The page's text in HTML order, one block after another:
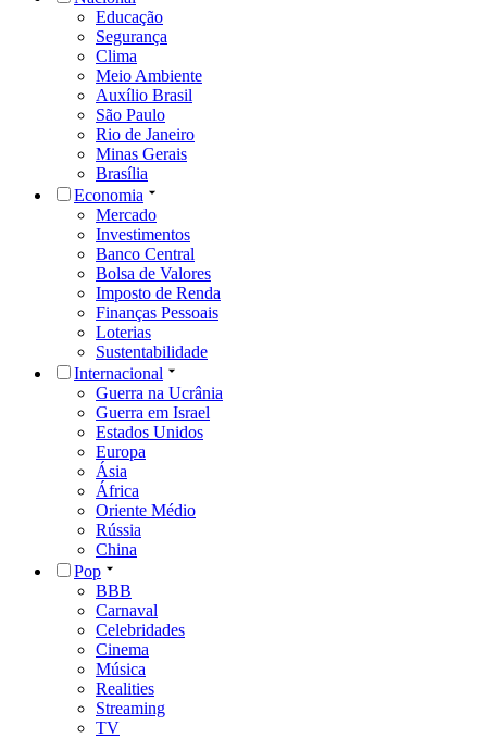
Educação
Segurança
Clima
Meio Ambiente
Auxílio Brasil
São Paulo
Rio de Janeiro
Minas Gerais
Brasília
Economia
Mercado
Investimentos
Banco Central
Bolsa de Valores
Imposto de Renda
Finanças Pessoais
Loterias
Sustentabilidade
Internacional
Guerra na Ucrânia
Guerra em Israel
Estados Unidos
Europa
Ásia
África
Oriente Médio
Rússia
China
Pop
BBB
Carnaval
Celebridades
Cinema
Música
Realities
Streaming
TV